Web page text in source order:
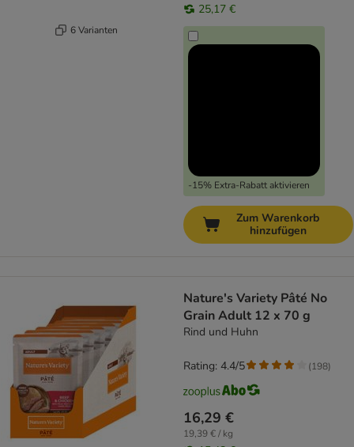
6 Varianten
25,17 €
-15% Extra-Rabatt aktivieren
Zum Warenkorb
hinzufügen
Nature's Variety Pâté No
Grain Adult 12 x 70 g
Rind und Huhn
16,29 €
19,39 € / kg
Rating: 4.4/5 (198)